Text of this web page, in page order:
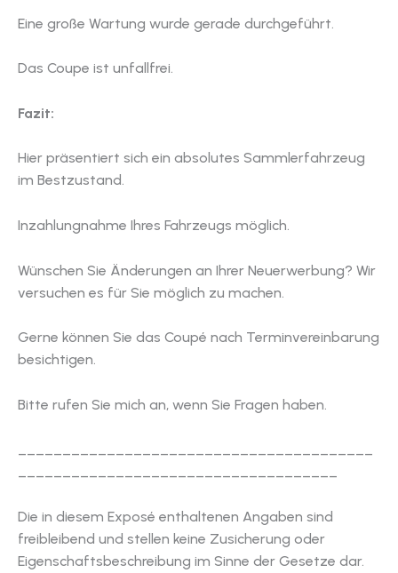
Eine große Wartung wurde gerade durchgeführt.
Das Coupe ist unfallfrei.
Fazit:
Hier präsentiert sich ein absolutes Sammlerfahrzeug
im Bestzustand.
Inzahlungnahme Ihres Fahrzeugs möglich.
Wünschen Sie Änderungen an Ihrer Neuerwerbung? Wir
versuchen es für Sie möglich zu machen.
Gerne können Sie das Coupé nach Terminvereinbarung
besichtigen.
Bitte rufen Sie mich an, wenn Sie Fragen haben.
Die in diesem Exposé enthaltenen Angaben sind
freibleibend und stellen keine Zusicherung oder
Eigenschaftsbeschreibung im Sinne der Gesetze dar.